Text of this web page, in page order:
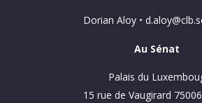
Dorian Aloy •
Au Sénat
Palais du
15 rue de Vaugirard